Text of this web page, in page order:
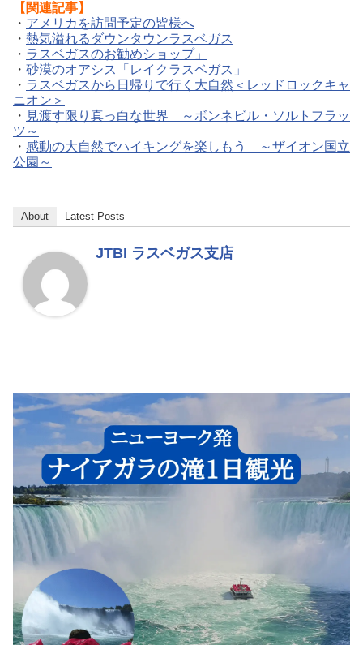
【関連記事】
・ アメリカを訪問予定の皆様へ
・ 熱気溢れるダウンタウンラスベガス
・ ラスベガスのお勧めショップ」
・ 砂漠のオアシス「レイクラスベガス」
・ ラスベガスから日帰りで行く大自然＜レッドロックキャ
ニオン＞
・ 見渡す限り真っ白な世界 ～ボンネビル・ソルトフラッ
ツ～
・ 感動の大自然でハイキングを楽しもう ～ザイオン国立
公園～
About Latest Posts
JTBI ラスベガス支店